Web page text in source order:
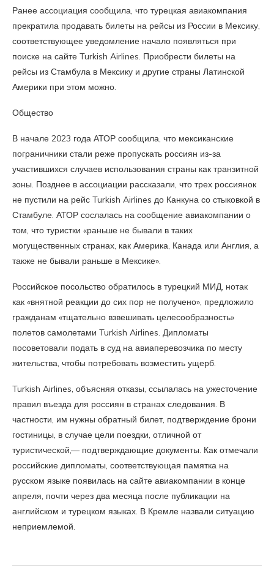
Ранее ассоциация сообщила, что турецкая авиакомпания
прекратила продавать билеты на рейсы из России в Мексику,
соответствующее уведомление начало появляться при
поиске на сайте Turkish Airlines. Приобрести билеты на
рейсы из Стамбула в Мексику и другие страны Латинской
Америки при этом можно.
Общество
В начале 2023 года АТОР сообщила, что мексиканские
пограничники стали реже пропускать россиян из-за
участившихся случаев использования страны как транзитной
зоны. Позднее в ассоциации рассказали, что трех россиянок
не пустили на рейс Turkish Airlines до Канкуна со стыковкой в
Стамбуле. АТОР сослалась на сообщение авиакомпании о
том, что туристки «раньше не бывали в таких
могущественных странах, как Америка, Канада или Англия, а
также не бывали раньше в Мексике».
Российское посольство обратилось в турецкий МИД, нотак
как «внятной реакции до сих пор не получено», предложило
гражданам «тщательно взвешивать целесообразность»
полетов самолетами Turkish Airlines. Дипломаты
посоветовали подать в суд на авиаперевозчика по месту
жительства, чтобы потребовать возместить ущерб.
Turkish Airlines, объясняя отказы, ссылалась на ужесточение
правил въезда для россиян в странах следования. В
частности, им нужны обратный билет, подтверждение брони
гостиницы, в случае цели поездки, отличной от
туристической,— подтверждающие документы. Как отмечали
российские дипломаты, соответствующая памятка на
русском языке появилась на сайте авиакомпании в конце
апреля, почти через два месяца после публикации на
английском и турецком языках. В Кремле назвали ситуацию
неприемлемой.